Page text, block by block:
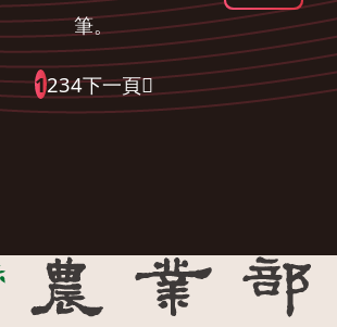
筆。
1234下一頁